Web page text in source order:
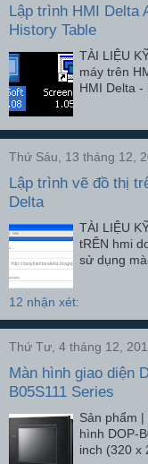
Lập trình HMI Delta
History Table
TÀI LIỆU
máy trên
HMI Delta -
Thứ Sáu, 13 tháng 12,
Lập trình vẽ đồ thị
Delta
TÀI LIỆU
tRÊN hmi
sử dụng
12 nhận xét:
Thứ Tư, 4 tháng 12,
Màn hình giao diện
B05S111 Series
Sản phẩm
hình DOP-
inch (320 x